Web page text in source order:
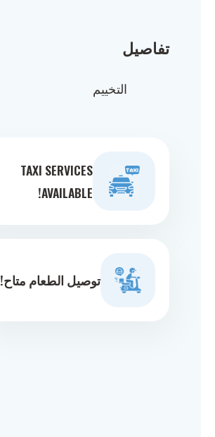
تفاصيل
التخييم
TAXI SERVICES
AVAILABLE!
توصيل الطعام متاح!